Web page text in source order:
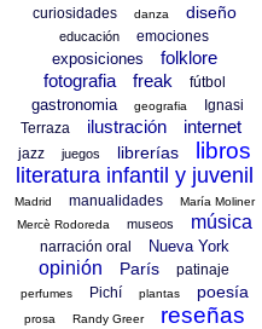
curiosidades danza diseño
educación emociones
exposiciones
folklore
fotografia
freak fútbol
gastronomia geografia
Ignasi
Terraza
ilustración internet
jazz juegos librerías libros
literatura infantil y juvenil
Madrid manualidades
María Moliner
Mercè Rodoreda
museos música
narración oral Nueva York
opinión París patinaje
perfumes Pichí plantas poesía
prosa Randy Greer reseñas